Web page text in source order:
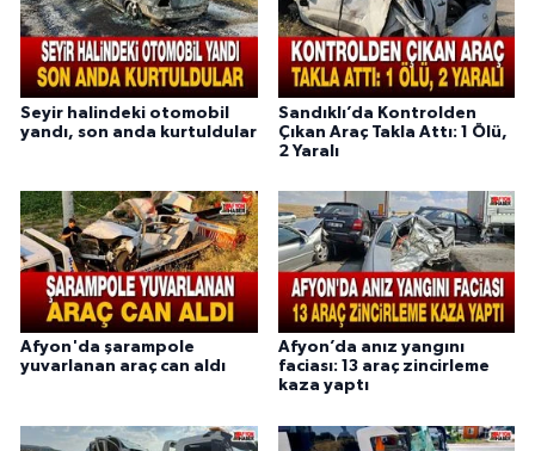
Seyir halindeki otomobil
yandı, son anda kurtuldular
Sandıklı’da Kontrolden
Çıkan Araç Takla Attı: 1 Ölü,
2 Yaralı
Afyon'da şarampole
yuvarlanan araç can aldı
Afyon’da anız yangını
faciası: 13 araç zincirleme
kaza yaptı